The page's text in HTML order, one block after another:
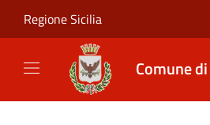
Regione Sicilia
Comune